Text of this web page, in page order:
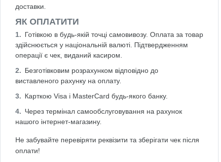
доставки.
ЯК ОПЛАТИТИ
Готівкою в будь-якій точці самовивозу. Оплата за товар
здійснюється у національній валюті. Підтвердженням
операції є чек, виданий касиром.
Безготівковим розрахунком відповідно до
виставленого рахунку на оплату.
Карткою Visa і MasterCard будь-якого банку.
Через термінал самообслуговування на рахунок
нашого інтернет-магазину.
Не забувайте перевіряти реквізити та зберігати чек після
оплати!